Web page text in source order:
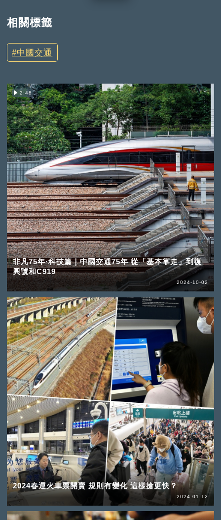
相關標籤
中國交通
2:48
非凡75年·科技篇｜中國交通75年 從「基本靠走」到復
興號和C919
2024-10-02
2024春運火車票開賣 規則有變化 這樣搶更快？
2024-01-12